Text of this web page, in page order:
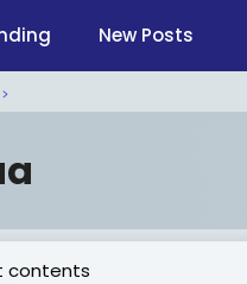
New Posts
contents